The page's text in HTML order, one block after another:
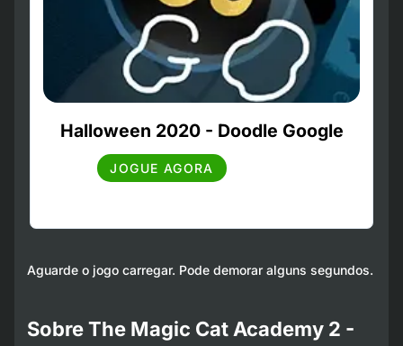
Halloween 2020 - Doodle Google
JOGUE AGORA
Aguarde o jogo carregar. Pode demorar alguns segundos.
Sobre The Magic Cat Academy 2 -